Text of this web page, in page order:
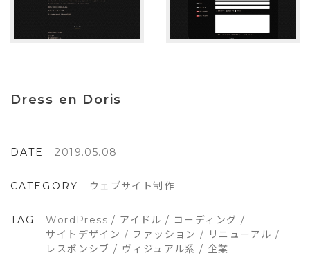
Dress en Doris
DATE 2019.05.08
CATEGORY ウェブサイト制作
TAG WordPress / アイドル / コーディング /
サイトデザイン / ファッション / リニューアル /
レスポンシブ / ヴィジュアル系 / 企業